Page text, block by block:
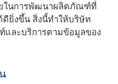
ยในการพัฒนาผลิตภัณฑ์ที่
ยิ่งขึ้น สิ่งนี้ทําให้บริษัท
ละบริการตามข้อมูลของ